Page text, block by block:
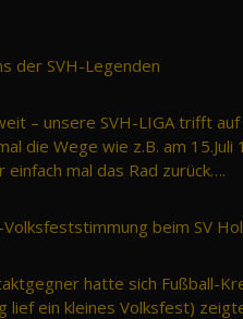
der SVH-Legenden
– unsere SVH-LIGA trifft
die Wege wie z.B. am
mal das Rad zurück….
beim SV
hatte sich Fußball-
lief ein kleines Volksfest)